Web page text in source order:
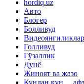
hordiq.uz
Авто
Блогер
Болливуд
Видеоянгиликлар
Голливуд
Гўзаллик
Дунё
Жиноят ва жазо
Кундан кун…